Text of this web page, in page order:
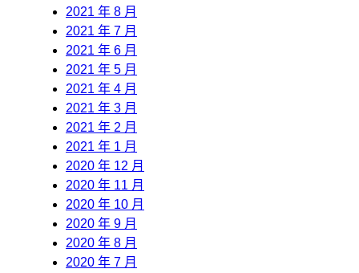
2021 年 8 月
2021 年 7 月
2021 年 6 月
2021 年 5 月
2021 年 4 月
2021 年 3 月
2021 年 2 月
2021 年 1 月
2020 年 12 月
2020 年 11 月
2020 年 10 月
2020 年 9 月
2020 年 8 月
2020 年 7 月